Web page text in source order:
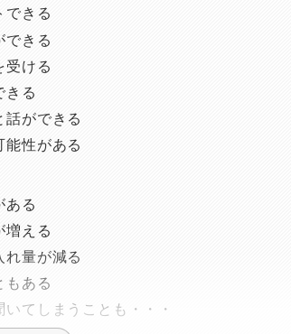
できる
できる
受ける
きる
ができる
性がある
ある
える
量が減る
もある
てしまうことも・・・